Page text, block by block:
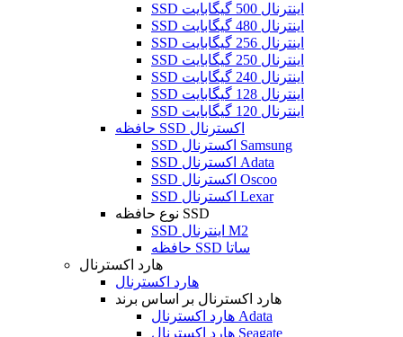
SSD اینترنال 500 گیگابایت
SSD اینترنال 480 گیگابایت
SSD اینترنال 256 گیگابایت
SSD اینترنال 250 گیگابایت
SSD اینترنال 240 گیگابایت
SSD اینترنال 128 گیگابایت
SSD اینترنال 120 گیگابایت
حافظه SSD اکسترنال
SSD اکسترنال Samsung
SSD اکسترنال Adata
SSD اکسترنال Oscoo
SSD اکسترنال Lexar
نوع حافظه SSD
SSD اینترنال M2
حافظه SSD ساتا
هارد اکسترنال
هارد اکسترنال
هارد اکسترنال بر اساس برند
هارد اکسترنال Adata
هارد اکسترنال Seagate